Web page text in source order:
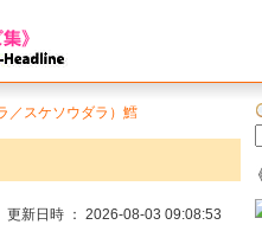
／スケソウダラ）鱈
更新日時 ： 2026-08-03 09:08:53